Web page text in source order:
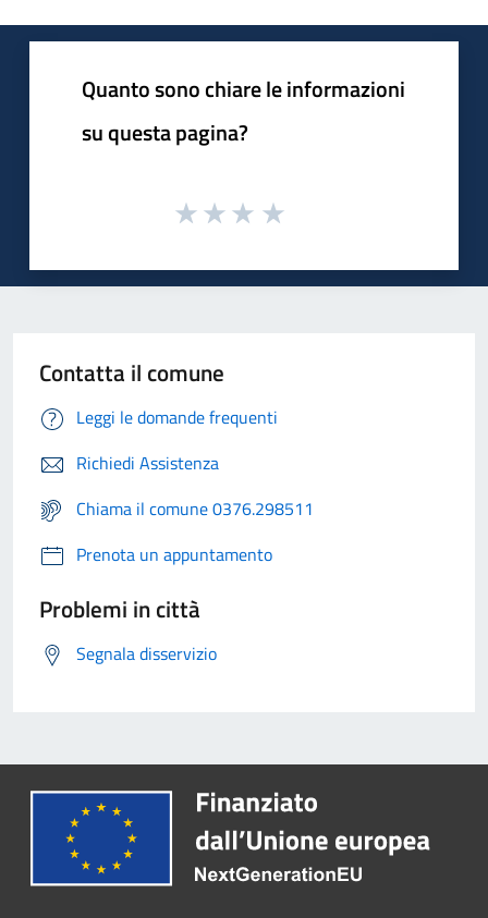
Quanto sono chiare le informazioni
su questa pagina?
Contatta il comune
Leggi le domande frequenti
Richiedi Assistenza
Chiama il comune 0376.298511
Prenota un appuntamento
Problemi in città
Segnala disservizio